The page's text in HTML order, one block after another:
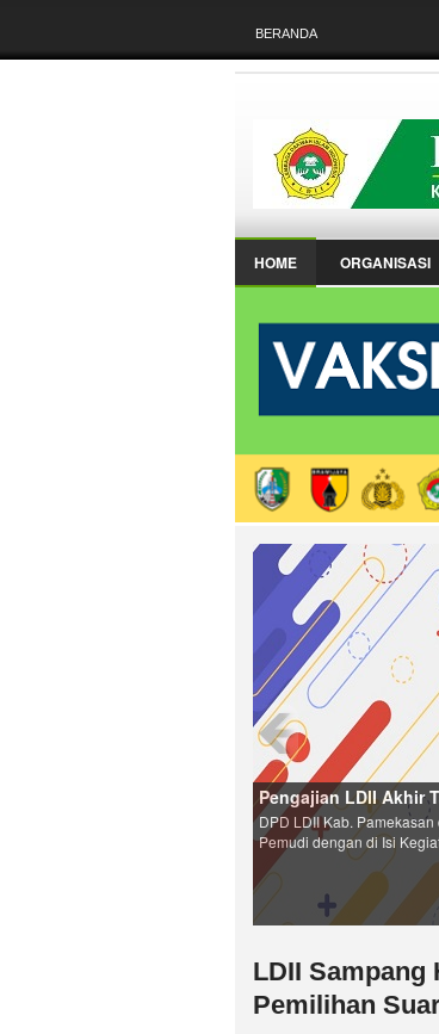
BERANDA
HOME ORGANISASI
Pengajian LDII Akhir
DPD LDII Kab.
Pemudi dengan di Isi
LDII Sampang
Pemilihan